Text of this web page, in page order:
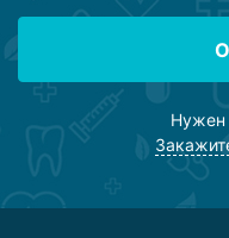
Нужен